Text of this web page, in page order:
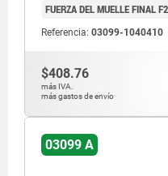
FUERZA DEL MUELLE FINAL
Referencia: 03099-1040410
$408.76
más IVA.
más gastos de envío
03099 A